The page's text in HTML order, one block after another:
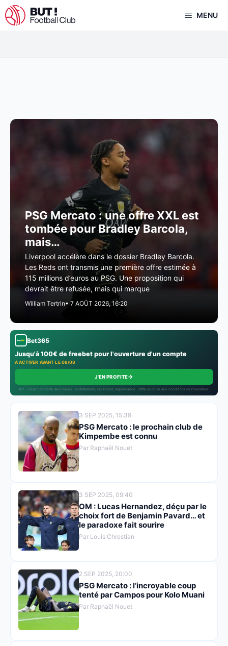
Aller
au
MENU
PSG Mercato : une offre XXL est
tombée pour Bradley Barcola,
mais…
Liverpool accélère dans le dossier Bradley Barcola.
Les Reds ont transmis une première offre estimée à
115 millions d’euros au PSG. Une proposition qui
devrait être refusée, mais qui marque
William Tertrin• 7 AOÛT 2026, 16:20
Bet365
Jusqu'à 100€ de freebet pour l'ouverture d'un compte
À ACTIVER AVANT LE 08/08
J'EN PROFITE→
18+ · Jouer comporte des risques : endettement, isolement, dépendance · Offre soumise aux conditions de l’opérateur.
3 SEP 2025, 15:39
PSG Mercato : le prochain club de
Kimpembe est connu
Par Raphaël Nouet
3 SEP 2025, 09:40
OM : Lucas Hernandez, déçu par le
choix fort de Benjamin Pavard… et
le paradoxe fait sourire
Par Louis Chrestian
2 SEP 2025, 20:00
PSG Mercato : l’incroyable coup
tenté par Campos pour Kolo Muani
Par Raphaël Nouet